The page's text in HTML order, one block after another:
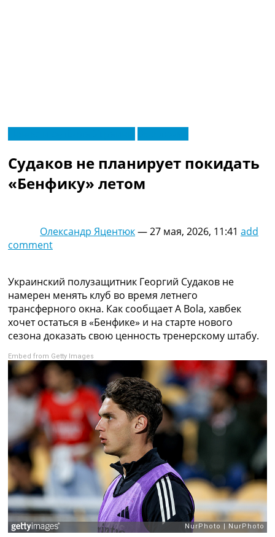
МенюНовости футбола
Видео
Трансферы
Конкурс прогнозов
Коллективный прогноз
Турниры
Чемпионат Мира
Украина. Премьер-Лига
Украина. Первая Лига
Лига Чемпионов
Англия. Премьер Лига
Испания. Ла Лига
Другие Турниры >>>
Таблицы
Таблицы групп Чемпионата Мира
Украина. Премьер-Лига
Украина. Первая Лига
Лига Чемпионов. Таблицы групп
Англия. Премьер-Лига
Испания. Ла Лига
Все таблицы >>>
Рейтинги
Рейтинг стран УЕФА
Судаков не планирует покидать
«Бенфику» летом
Олександр Яцентюк—27 мая, 2026, 11:41 add
comment
Украинский полузащитник Георгий Судаков не
намерен менять клуб во время летнего
трансферного окна. Как сообщает A Bola, хавбек
хочет остаться в «Бенфике» и на старте нового
сезона доказать свою ценность тренерскому штабу.
Embed from Getty Images